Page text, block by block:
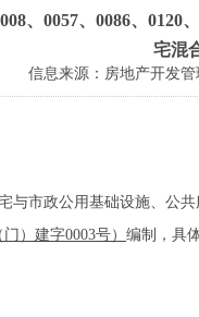
、0057、0086、
宅混
信息来源：房地产开发管
与市政公用基础设施、公
）建字0003号） 编制，具